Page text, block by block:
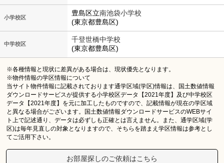
小学校区
豊島区立南池袋小学校
(東京都豊島区)
中学校区
千登世橋中学校
(東京都豊島区)
※各種情報と現状に差異がある場合は、現状優先となります。
※物件情報の学区情報について
当サイト物件情報に記載されております通学区域(学区)情報は、国土数値情報
ダウンロードサービスが提供する小学校区データ【2021年度】及び中学校区
データ【2021年度】を元に加工したものですので、記載情報が現在の学区域
と異なる場合がございます。国土数値情報ダウンロードサービスのWEBサイ
ト上で記述通り、データは必ずしも正確とは言えません。また、通学区域(学
区)は毎年見直しの対象となりますので、そちらを踏まえ学区情報は参考とし
てご活用下さい。
お部屋探しのご依頼はこちら